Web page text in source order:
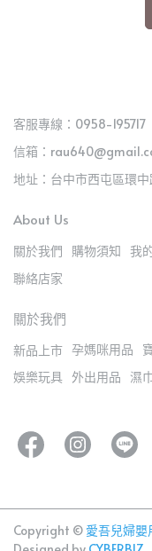
客服專線：0958-195717
信箱：
地址：台中市西屯區環
About Us
關於我們 購物須知 我
聯絡店家
關於我們
新品上市 孕媽咪用品
娛樂玩具 外出用品 濕
Copyright © 愛吾兒婦